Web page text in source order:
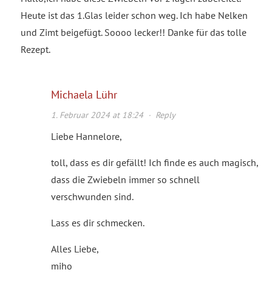
Heute ist das 1.Glas leider schon weg. Ich habe Nelken
und Zimt beigefügt. Soooo lecker!! Danke für das tolle
Rezept.
Michaela Lühr
1. Februar 2024 at 18:24· Reply
Liebe Hannelore,
toll, dass es dir gefällt! Ich finde es auch magisch,
dass die Zwiebeln immer so schnell
verschwunden sind.
Lass es dir schmecken.
Alles Liebe,
miho